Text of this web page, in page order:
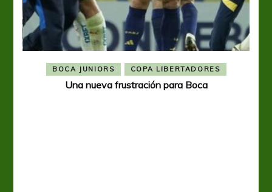
BOCA JUNIORS COPA LIBERTADORES
Una nueva frustración para Boca